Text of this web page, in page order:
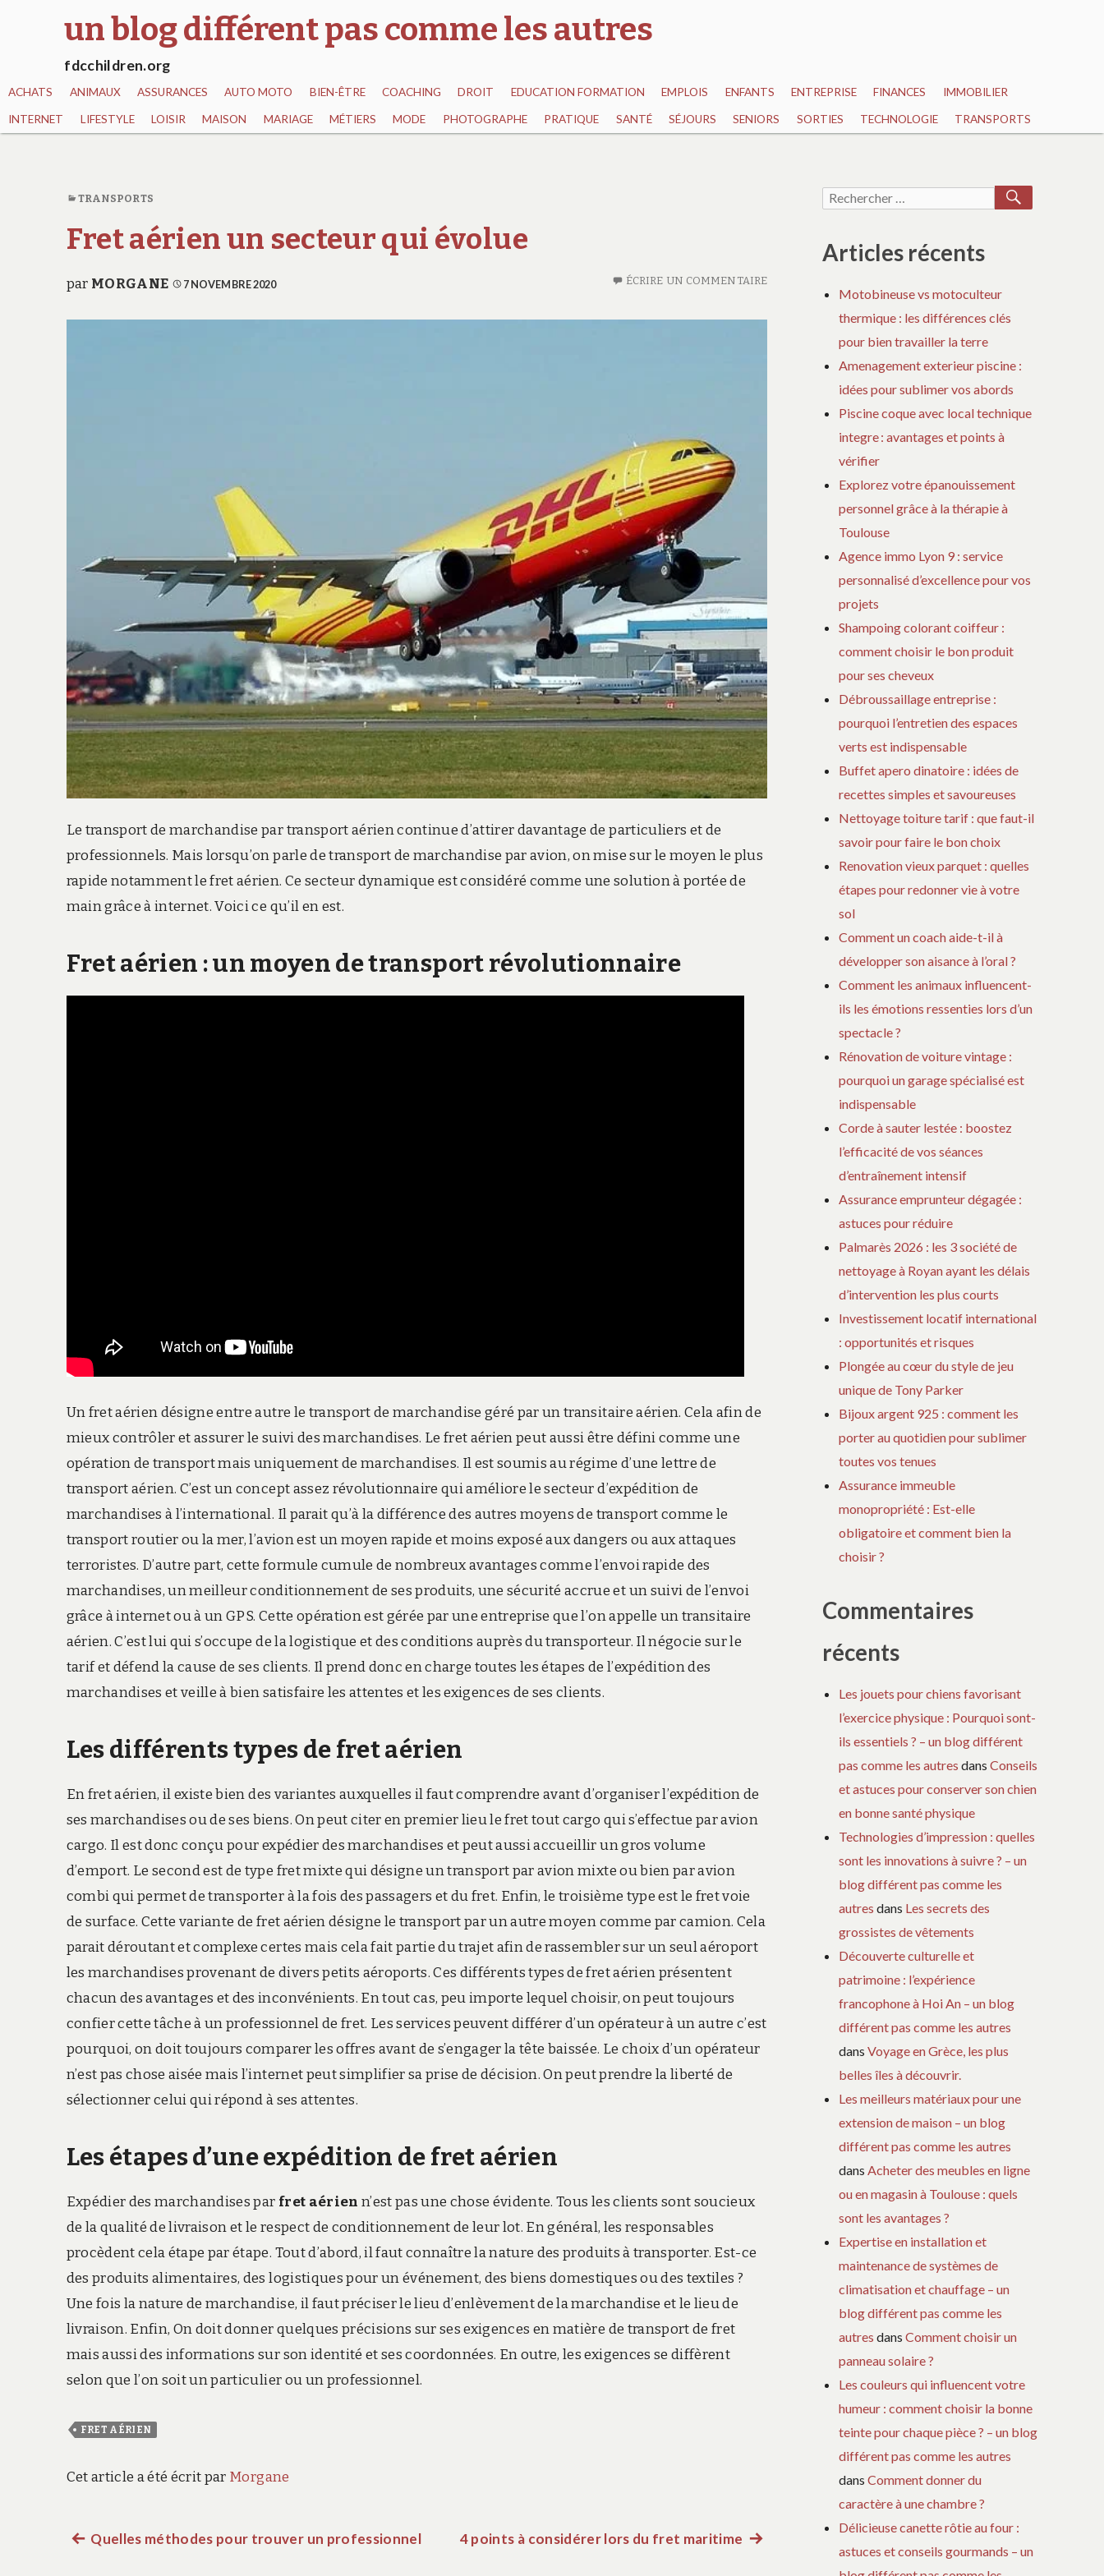
un blog différent pas comme les autres
fdcchildren.org
ACHATS ANIMAUX ASSURANCES AUTO MOTO BIEN-ÊTRE COACHING DROIT EDUCATION FORMATION EMPLOIS ENFANTS ENTREPRISE FINANCES IMMOBILIER
INTERNET LIFESTYLE LOISIR MAISON MARIAGE MÉTIERS MODE PHOTOGRAPHE PRATIQUE SANTÉ SÉJOURS SENIORS SORTIES TECHNOLOGIE TRANSPORTS
TRANSPORTS
Fret aérien un secteur qui évolue
par MORGANE 7 NOVEMBRE 2020 ÉCRIRE UN COMMENTAIRE
Le transport de marchandise par transport aérien continue d’attirer davantage de particuliers et de
professionnels. Mais lorsqu’on parle de transport de marchandise par avion, on mise sur le moyen le plus
rapide notamment le fret aérien. Ce secteur dynamique est considéré comme une solution à portée de
main grâce à internet. Voici ce qu’il en est.
Fret aérien : un moyen de transport révolutionnaire
Un fret aérien désigne entre autre le transport de marchandise géré par un transitaire aérien. Cela afin de
mieux contrôler et assurer le suivi des marchandises. Le fret aérien peut aussi être défini comme une
opération de transport mais uniquement de marchandises. Il est soumis au régime d’une lettre de
transport aérien. C’est un concept assez révolutionnaire qui améliore le secteur d’expédition de
marchandises à l’international. Il parait qu’à la différence des autres moyens de transport comme le
transport routier ou la mer, l’avion est un moyen rapide et moins exposé aux dangers ou aux attaques
terroristes. D’autre part, cette formule cumule de nombreux avantages comme l’envoi rapide des
marchandises, un meilleur conditionnement de ses produits, une sécurité accrue et un suivi de l’envoi
grâce à internet ou à un GPS. Cette opération est gérée par une entreprise que l’on appelle un transitaire
aérien. C’est lui qui s’occupe de la logistique et des conditions auprès du transporteur. Il négocie sur le
tarif et défend la cause de ses clients. Il prend donc en charge toutes les étapes de l’expédition des
marchandises et veille à bien satisfaire les attentes et les exigences de ses clients.
Les différents types de fret aérien
En fret aérien, il existe bien des variantes auxquelles il faut comprendre avant d’organiser l’expédition de
ses marchandises ou de ses biens. On peut citer en premier lieu le fret tout cargo qui s’effectue par avion
cargo. Il est donc conçu pour expédier des marchandises et peut aussi accueillir un gros volume
d’emport. Le second est de type fret mixte qui désigne un transport par avion mixte ou bien par avion
combi qui permet de transporter à la fois des passagers et du fret. Enfin, le troisième type est le fret voie
de surface. Cette variante de fret aérien désigne le transport par un autre moyen comme par camion. Cela
parait déroutant et complexe certes mais cela fait partie du trajet afin de rassembler sur un seul aéroport
les marchandises provenant de divers petits aéroports. Ces différents types de fret aérien présentent
chacun des avantages et des inconvénients. En tout cas, peu importe lequel choisir, on peut toujours
confier cette tâche à un professionnel de fret. Les services peuvent différer d’un opérateur à un autre c’est
pourquoi, on doit toujours comparer les offres avant de s’engager la tête baissée. Le choix d’un opérateur
n’est pas chose aisée mais l’internet peut simplifier sa prise de décision. On peut prendre la liberté de
sélectionner celui qui répond à ses attentes.
Les étapes d’une expédition de fret aérien
Expédier des marchandises par fret aérien n’est pas une chose évidente. Tous les clients sont soucieux
de la qualité de livraison et le respect de conditionnement de leur lot. En général, les responsables
procèdent cela étape par étape. Tout d’abord, il faut connaître la nature des produits à transporter. Est-ce
des produits alimentaires, des logistiques pour un événement, des biens domestiques ou des textiles ?
Une fois la nature de marchandise, il faut préciser le lieu d’enlèvement de la marchandise et le lieu de
livraison. Enfin, On doit donner quelques précisions sur ses exigences en matière de transport de fret
mais aussi des informations sur son identité et ses coordonnées. En outre, les exigences se diffèrent
selon que l’on soit un particulier ou un professionnel.
FRET AÉRIEN
Cet article a été écrit par Morgane
Navigation
Article
Quelles méthodes pour trouver un professionnel 4 points à considérer lors du fret maritime Article
Recherche
Articles récents
Motobineuse vs motoculteur
thermique : les différences clés
pour bien travailler la terre
Amenagement exterieur piscine :
idées pour sublimer vos abords
Piscine coque avec local technique
integre : avantages et points à
vérifier
Explorez votre épanouissement
personnel grâce à la thérapie à
Toulouse
Agence immo Lyon 9 : service
personnalisé d’excellence pour vos
projets
Shampoing colorant coiffeur :
comment choisir le bon produit
pour ses cheveux
Débroussaillage entreprise :
pourquoi l’entretien des espaces
verts est indispensable
Buffet apero dinatoire : idées de
recettes simples et savoureuses
Nettoyage toiture tarif : que faut-il
savoir pour faire le bon choix
Renovation vieux parquet : quelles
étapes pour redonner vie à votre
sol
Comment un coach aide-t-il à
développer son aisance à l’oral ?
Comment les animaux influencent-
ils les émotions ressenties lors d’un
spectacle ?
Rénovation de voiture vintage :
pourquoi un garage spécialisé est
indispensable
Corde à sauter lestée : boostez
l’efficacité de vos séances
d’entraînement intensif
Assurance emprunteur dégagée :
astuces pour réduire
Palmarès 2026 : les 3 société de
nettoyage à Royan ayant les délais
d’intervention les plus courts
Investissement locatif international
: opportunités et risques
Plongée au cœur du style de jeu
unique de Tony Parker
Bijoux argent 925 : comment les
porter au quotidien pour sublimer
toutes vos tenues
Assurance immeuble
monopropriété : Est-elle
obligatoire et comment bien la
choisir ?
Commentaires
récents
Les jouets pour chiens favorisant
l’exercice physique : Pourquoi sont-
ils essentiels ? – un blog différent
pas comme les autres dansConseils
et astuces pour conserver son chien
en bonne santé physique
Technologies d’impression : quelles
sont les innovations à suivre ? – un
blog différent pas comme les
autres dans Les secrets des
grossistes de vêtements
Découverte culturelle et
patrimoine : l’expérience
francophone à Hoi An – un blog
différent pas comme les autres
dansVoyage en Grèce, les plus
belles îles à découvrir.
Les meilleurs matériaux pour une
extension de maison – un blog
différent pas comme les autres
dansAcheter des meubles en ligne
ou en magasin à Toulouse : quels
sont les avantages ?
Expertise en installation et
maintenance de systèmes de
climatisation et chauffage – un
blog différent pas comme les
autres dansComment choisir un
panneau solaire ?
Les couleurs qui influencent votre
humeur : comment choisir la bonne
teinte pour chaque pièce ? – un blog
différent pas comme les autres
dansComment donner du
caractère à une chambre ?
Délicieuse canette rôtie au four :
astuces et conseils gourmands – un